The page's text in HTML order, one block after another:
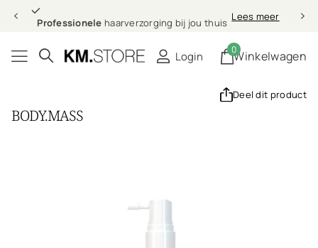
Professionele haarverzorging bij jou thuis Lees meer
Login Winkelwagen
0
Deel dit product
BODY.MASS